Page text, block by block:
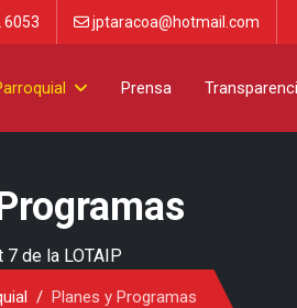
6053 jptaracoa@hotmail.com
Prensa
7 de la LOTAIP
Planes y Programas